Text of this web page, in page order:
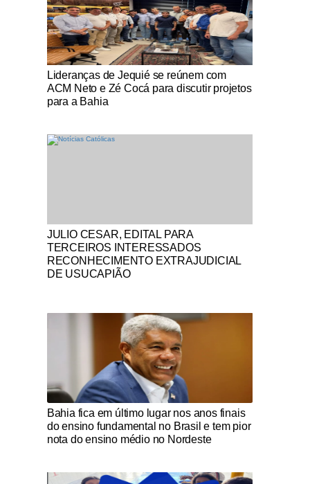
Notícias Católicas
Lideranças de Jequié se reúnem com
ACM Neto e Zé Cocá para discutir projetos
para a Bahia
Notícias Católicas
JULIO CESAR, EDITAL PARA
TERCEIROS INTERESSADOS
RECONHECIMENTO EXTRAJUDICIAL
DE USUCAPIÃO
Notícias Católicas
Bahia fica em último lugar nos anos finais
do ensino fundamental no Brasil e tem pior
nota do ensino médio no Nordeste